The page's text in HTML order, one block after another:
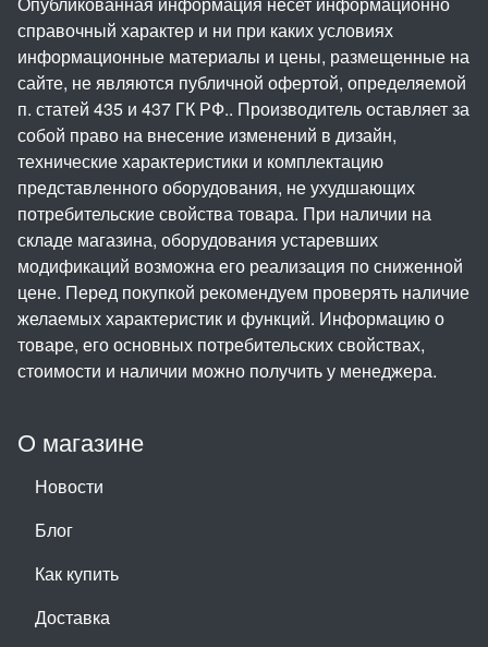
О магазине
Новости
Блог
Как купить
Доставка
справочный характер и ни при каких условиях
информационные материалы и цены, размещенные на
сайте, не являются публичной офертой, определяемой
п. статей 435 и 437 ГК РФ.. Производитель оставляет за
собой право на внесение изменений в дизайн,
технические характеристики и комплектацию
представленного оборудования, не ухудшающих
потребительские свойства товара. При наличии на
складе магазина, оборудования устаревших
модификаций возможна его реализация по сниженной
цене. Перед покупкой рекомендуем проверять наличие
желаемых характеристик и функций. Информацию о
товаре, его основных потребительских свойствах,
стоимости и наличии можно получить у менеджера.